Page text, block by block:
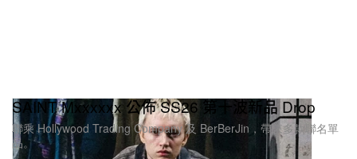
SAINT Mxxxxxx 公佈 SS26 第十波新品 Drop
聯乘 Hollywood Trading Company 及 BerBerJin，帶來多款聯名單
品。